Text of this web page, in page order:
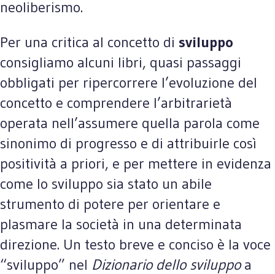
neoliberismo.
Per una critica al concetto di sviluppo
consigliamo alcuni libri, quasi passaggi
obbligati per ripercorrere l’evoluzione del
concetto e comprendere l’arbitrarietà
operata nell’assumere quella parola come
sinonimo di progresso e di attribuirle così
positività a priori, e per mettere in evidenza
come lo sviluppo sia stato un abile
strumento di potere per orientare e
plasmare la società in una determinata
direzione. Un testo breve e conciso è la voce
“sviluppo” nel Dizionario dello sviluppoa